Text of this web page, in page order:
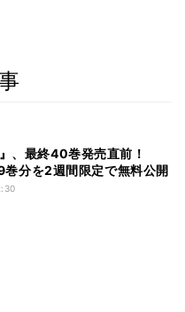
、最終40巻発売直前！
分を2週間限定で無料公開